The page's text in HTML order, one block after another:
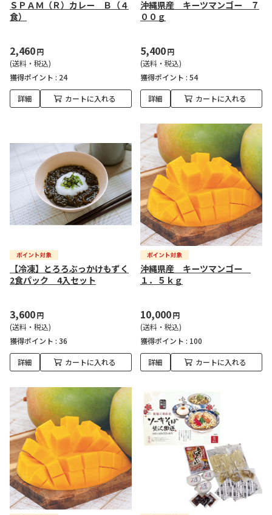
ＳＰＡＭ（Ｒ）カレー Ｂ（４
食）
2,460円
(送料・税込)
獲得ポイント : 24
詳細 カートに入れる
沖縄県産 キーツマンゴー ７
００ｇ
5,400円
(送料・税込)
獲得ポイント : 54
詳細 カートに入れる
【冷凍】とろろぶっかけもずく
2食パック 4入セット
3,600円
(送料・税込)
獲得ポイント : 36
詳細 カートに入れる
沖縄県産 キーツマンゴー
１．５ｋｇ
10,000円
(送料・税込)
獲得ポイント : 100
詳細 カートに入れる